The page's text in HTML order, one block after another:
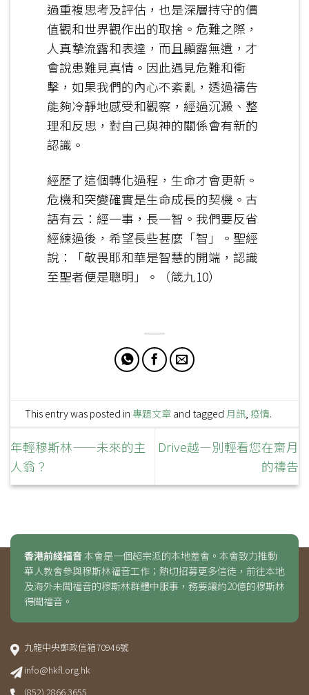
過重複思考及評估，也是深層持守的價
值觀和世界觀作出的取捨。危難之際，
人真摯流露和表達，而且顯露無遺，才
會說患難見真情。因此遇見危難和衝
擊，如果我們的內心不紊亂，透過禱告
能夠冷靜地感受和觀察，經過沉澱、整
理和反思，對自己與神的關係會有新的
認識。
經歷了這個轉化過程，生命才會更新。
危機和突變確實是生命成長的契機。古
語有云：經一事，長一智。我們要反省
經練過後，希望長些甚麼「智」。聖經
說：「敬畏耶和華是智慧的開端，認識
至聖者便是聰明」。（箴九10）
This entry was posted in專題文章 and tagged 月訊 ,疫情.
年輕穆斯林——未來的主
人翁？
Drive越—別輕看您在齋月
的禱告
香港前綫福音本會是一個超宗派的本地差會。本會致力推動
華人教會參與穆斯林福音工作；熱切招募更多信徒，前往本地
及海外未聞福音的穆斯林群體中服事，務要讓約20億的穆斯林
得聞福音。
九龍中央郵政信箱70946號
info@hkfl.org.hk
(852) 2866 3655